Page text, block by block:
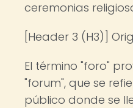
ceremonias
[Header 3 (H3)]
El término "foro"
"forum", que se
público donde se